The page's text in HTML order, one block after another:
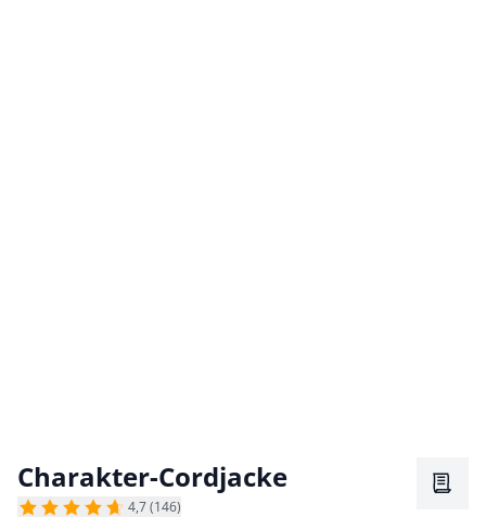
Charakter-Cordjacke
4,7 (146)